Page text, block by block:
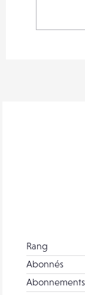
Rang
Abonnés
Abonnements